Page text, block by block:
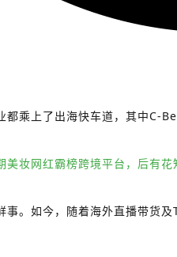
都乘上了出海快车道，其中C-
美妆网红霸榜跨境平台，后有
事。如今，随着海外直播带货